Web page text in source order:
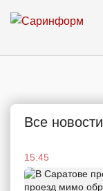
Все новости
15:45